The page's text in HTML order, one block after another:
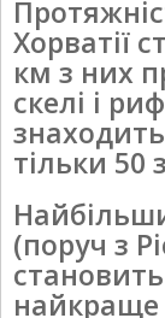
Хорватії
км з них
скелі і
тільки 50
(поруч з
найкраще